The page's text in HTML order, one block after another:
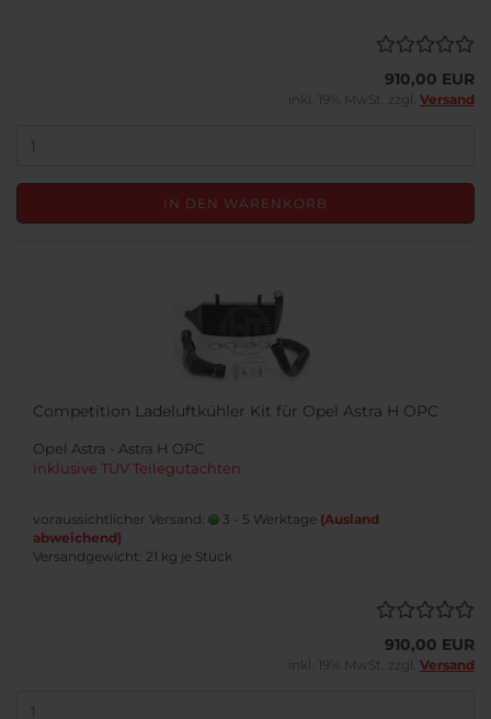
910,00 EUR
inkl. 19% MwSt. zzgl. Versand
IN DEN WARENKORB
Competition Ladeluftkühler Kit für Opel Astra H OPC
Opel Astra - Astra H OPC
inklusive TÜV Teilegutachten
voraussichtlicher Versand: 3 - 5 Werktage (Ausland
abweichend)
Versandgewicht: 21 kg je Stück
910,00 EUR
inkl. 19% MwSt. zzgl. Versand